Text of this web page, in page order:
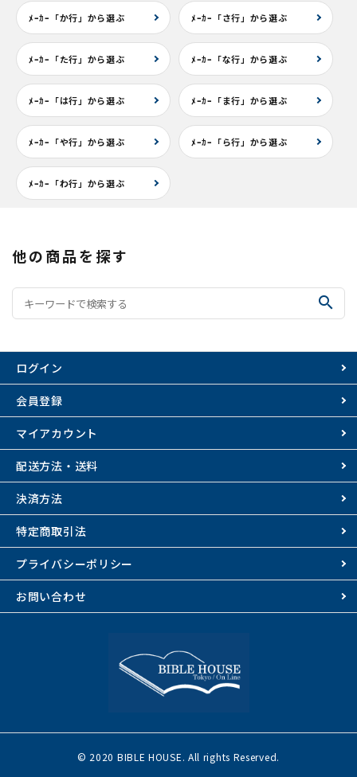
ﾒｰｶｰ「か行」から選ぶ ﾒｰｶｰ「さ行」から選ぶ
ﾒｰｶｰ「た行」から選ぶ ﾒｰｶｰ「な行」から選ぶ
ﾒｰｶｰ「は行」から選ぶ ﾒｰｶｰ「ま行」から選ぶ
ﾒｰｶｰ「や行」から選ぶ ﾒｰｶｰ「ら行」から選ぶ
ﾒｰｶｰ「わ行」から選ぶ
他の商品を探す
search
ログイン
会員登録
マイアカウント
配送方法・送料
決済方法
特定商取引法
プライバシーポリシー
お問い合わせ
© 2020 BIBLE HOUSE. All rights Reserved.